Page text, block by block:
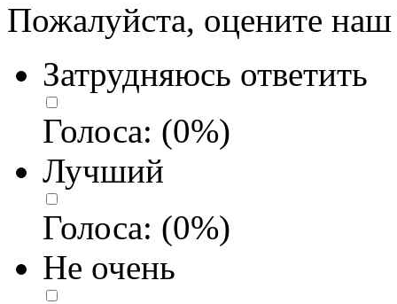
Пожалуйста, оцените наш
Затрудняюсь ответить
Голоса: (0%)
Лучший
Голоса: (0%)
Не очень